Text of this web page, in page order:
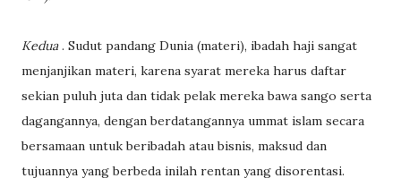
Kedua. Sudut pandang Dunia (materi), ibadah haji sangat
menjanjikan materi, karena syarat mereka harus daftar
sekian puluh juta dan tidak pelak mereka bawa sango serta
dagangannya, dengan berdatangannya ummat islam secara
bersamaan untuk beribadah atau bisnis, maksud dan
tujuannya yang berbeda inilah rentan yang disorentasi.